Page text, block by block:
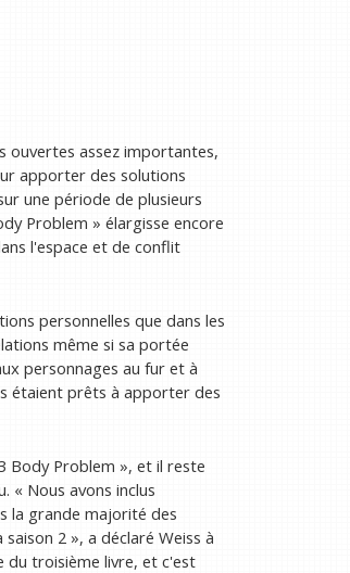
ouvertes assez importantes,
apporter des solutions
une période de plusieurs
Problem » élargisse encore
l'espace et de conflit
personnelles que dans les
même si sa portée
personnages au fur et à
étaient prêts à apporter des
Body Problem », et il reste
« Nous avons inclus
la grande majorité des
2 », a déclaré Weiss à
du troisième livre, et c'est